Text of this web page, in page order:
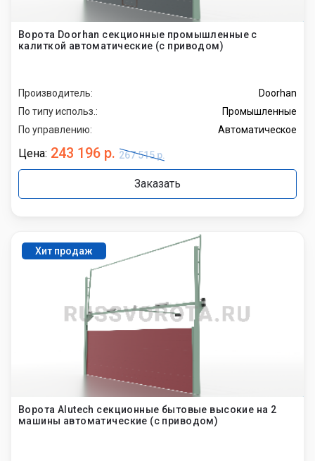
Ворота Doorhan секционные промышленные с
калиткой автоматические (с приводом)
Производитель:
Doorhan
По типу использ.:
Промышленные
По управлению:
Автоматическое
Цена: 243 196 р. 267 515 р.
Заказать
Хит продаж
Ворота Alutech секционные бытовые высокие на 2
машины автоматические (с приводом)